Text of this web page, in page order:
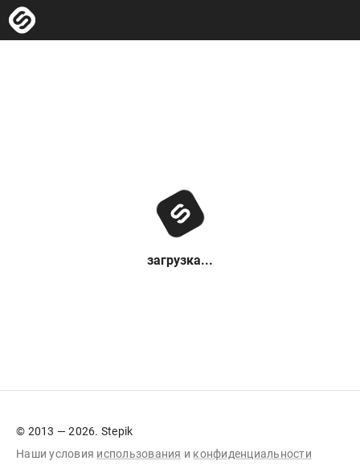
загрузка...
© 2013 — 2026. Stepik
Наши условия использования и конфиденциальности